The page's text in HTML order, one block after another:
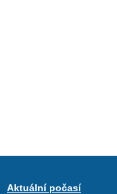
Aktuální počasí